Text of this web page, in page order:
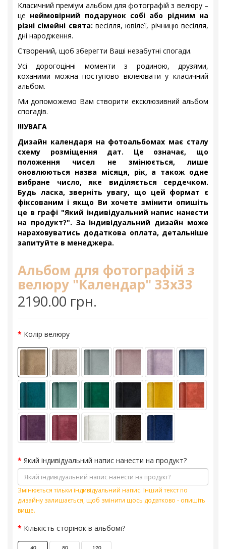
Класичний преміум альбом для фотографій з велюру –
це неймовірний подарунок собі або рідним на
різні сімейні свята: весілля, ювілеї, річницю весілля,
дні народження.
Створений, щоб зберегти Ваші незабутні спогади.
Усі дорогоцінні моменти з родиною, друзями,
коханими можна поступово вклеювати у класичний
альбом.
Ми допоможемо Вам створити ексклюзивний альбом
спогадів.
!!!УВАГА
Дизайн календаря на фотоальбомах має сталу
схему розміщення дат. Це означає, що
положення чисел не змінюється, лише
оновлюються назва місяця, рік, а також одне
вибране число, яке виділяється сердечком.
Будь ласка, зверніть увагу, що цей формат є
фіксованим і якщо Ви хочете змінити опишіть
це в графі "Який індивідуальний напис нанести
на продукт?". За індивідуальний дизайн може
нараховуватись додаткова оплата, детальніше
запитуйте в менеджера.
Альбом для фотографій з
велюру "Календар" 33х33
2190.00 грн.
Колір велюру
Який індивідуальний напис нанести на продукт?
Змінюється тільки індивідуальний напис. Інший текст по
дизайну залишається, щоб змінити щось додатково - опишіть
вище.
Кількість сторінок в альбомі?